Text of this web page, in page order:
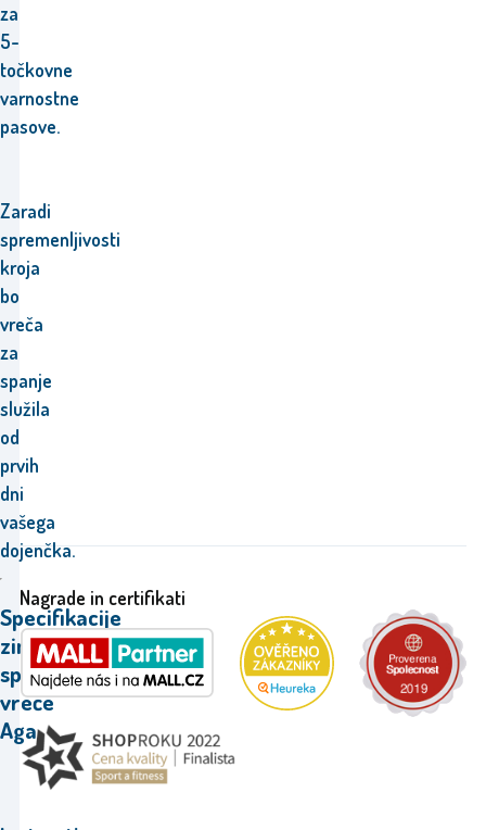
za
5-
točkovne
varnostne
pasove.
Zaradi
spremenljivosti
kroja
bo
vreča
za
spanje
služila
od
prvih
dni
vašega
dojenčka.
Specifikacije
zimskega
spalne
vreče
Aga.
Nagrade in certifikati